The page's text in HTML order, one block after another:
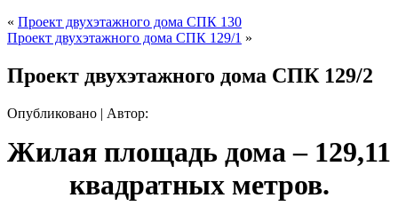
« Проект двухэтажного дома СПК 130
Проект двухэтажного дома СПК 129/1 »
Проект двухэтажного дома СПК 129/2
Опубликовано | Автор:
Жилая площадь дома – 129,11
квадратных метров.